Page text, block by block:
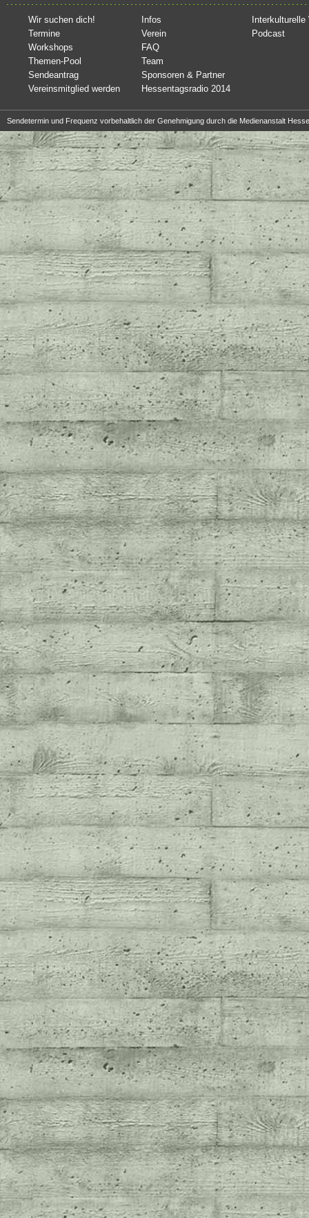
Wir suchen dich!
Termine
Workshops
Themen-Pool
Sendeantrag
Vereinsmitglied werden
Infos
Verein
FAQ
Team
Sponsoren & Partner
Hessentagsradio 2014
Interkulturelle
Podcast
Sendetermin und Frequenz vorbehaltlich der Genehmigung durch die Medienanstalt